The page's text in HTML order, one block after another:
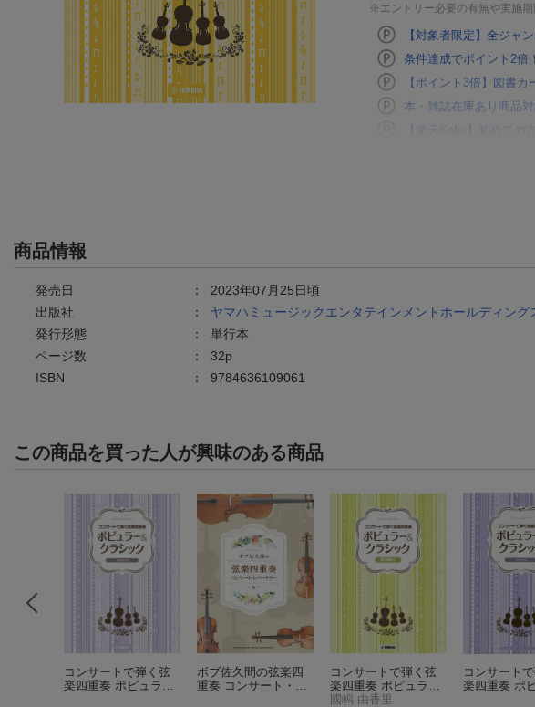
※エントリー必要の有無や実施期
【対象者限定】全ジャ
条件達成でポイント2倍
【ポイント3倍】図書
本・雑誌在庫あり商品
【楽天Kobo】初めての
商品情報
発売日 ： 2023年07月25日頃
出版社
： ヤマハミュージックエンタテインメントホールディング
発行形態
： 単行本
ページ数
： 32p
ISBN
： 9784636109061
この商品を買った人が興味のある商品
コンサートで弾く弦
楽四重奏 ポピュラー
ボブ佐久間の弦楽四
重奏 コンサート・レ
コンサートで弾く弦
楽四重奏 ポピュラー
&クラシック 〜花は
國嶋 由香里
コンサート
楽四重奏 ポ